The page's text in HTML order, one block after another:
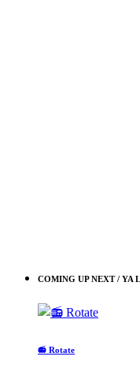
COMING UP NEXT / YA
📻 Rotate